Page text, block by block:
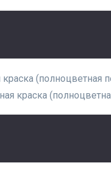
(полноцветная
краска